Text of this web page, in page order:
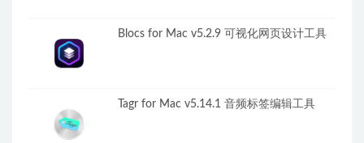
Blocs for Mac v5.2.9 可视化网页设计工具
Tagr for Mac v5.14.1 音频标签编辑工具